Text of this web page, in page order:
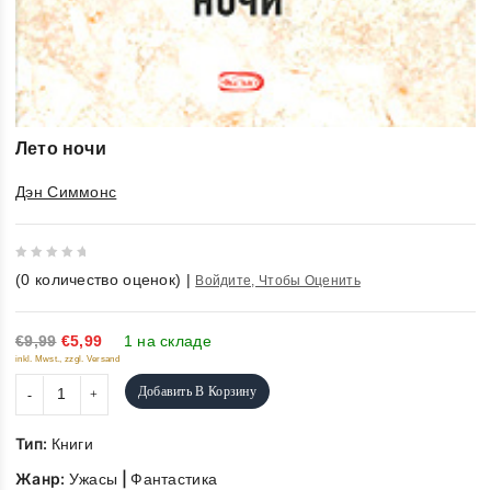
Лето ночи
Дэн Симмонс
out
of
5
(0 количество оценок) | Войдите, Чтобы Оценить
€9,99 €5,99 1 на складе
inkl. Mwst., zzgl. Versand
Добавить В Корзину
Тип: Книги
Жанр: Ужасы |Фантастика